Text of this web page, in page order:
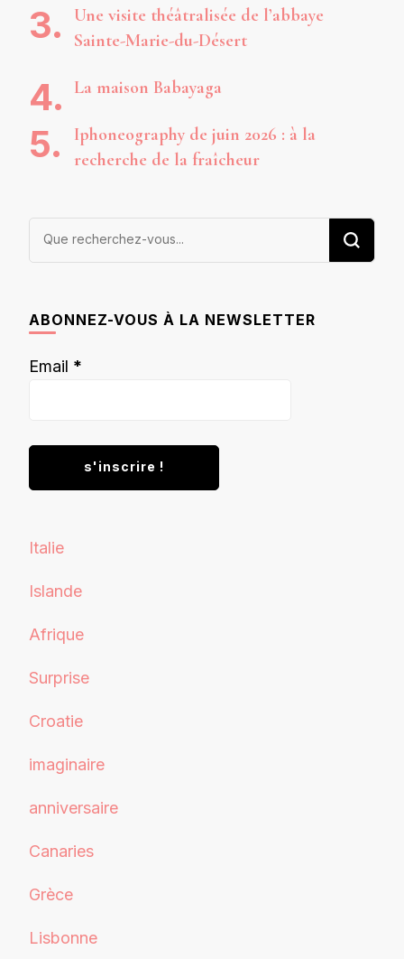
Une visite théâtralisée de l’abbaye
Sainte-Marie-du-Désert
La maison Babayaga
Iphoneography de juin 2026 : à la
recherche de la fraîcheur
Vous
ABONNEZ-VOUS À LA NEWSLETTER
Email *
Italie
Islande
Afrique
Surprise
Croatie
imaginaire
anniversaire
Canaries
Grèce
Lisbonne